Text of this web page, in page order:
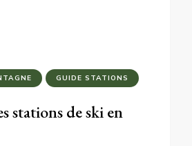
GUIDE STATIONS
stations de ski en